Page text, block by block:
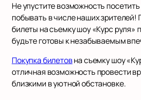
Не упустите возможность
побывать в числе наших зрителей!
билеты на съемку шоу «Курс руля»
будьте готовы к незабываемым
Покупка билетовна съемку шоу
отличная возможность провести
близкими в уютной обстановке.